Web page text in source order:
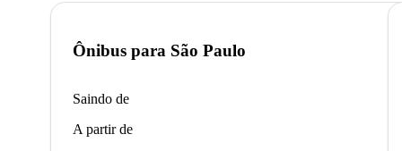
Ônibus para São Paulo
Saindo de
A partir de